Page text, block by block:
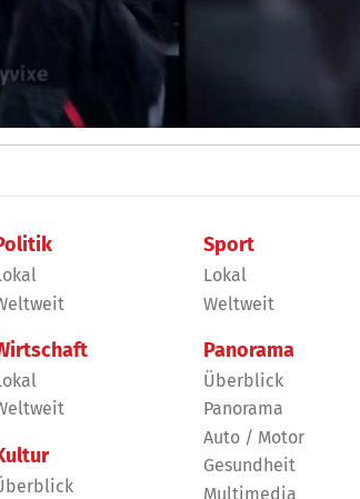
Sport
Lokal
Weltweit
Panorama
Überblick
Panorama
Auto / Motor
Gesundheit
Multimedia